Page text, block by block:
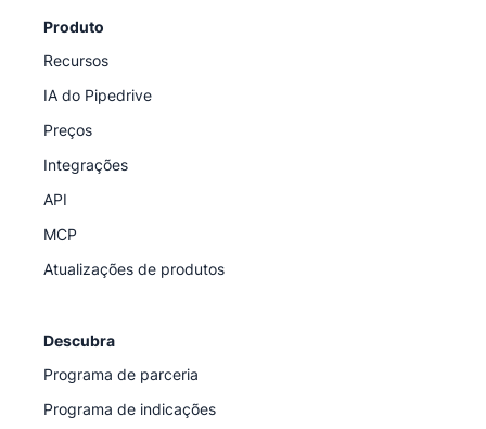
Produto
Recursos
IA do Pipedrive
Preços
Integrações
API
MCP
Atualizações de produtos
Descubra
Programa de parceria
Programa de indicações